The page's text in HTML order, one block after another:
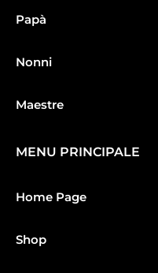
Papà
Nonni
Maestre
MENU PRINCIPALE
Home Page
Shop